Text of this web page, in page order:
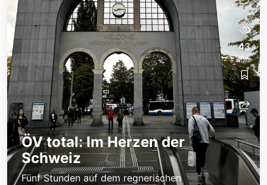
ÖV total: Im Herzen der
Schweiz
Fünf Stunden auf dem regnerischen
43